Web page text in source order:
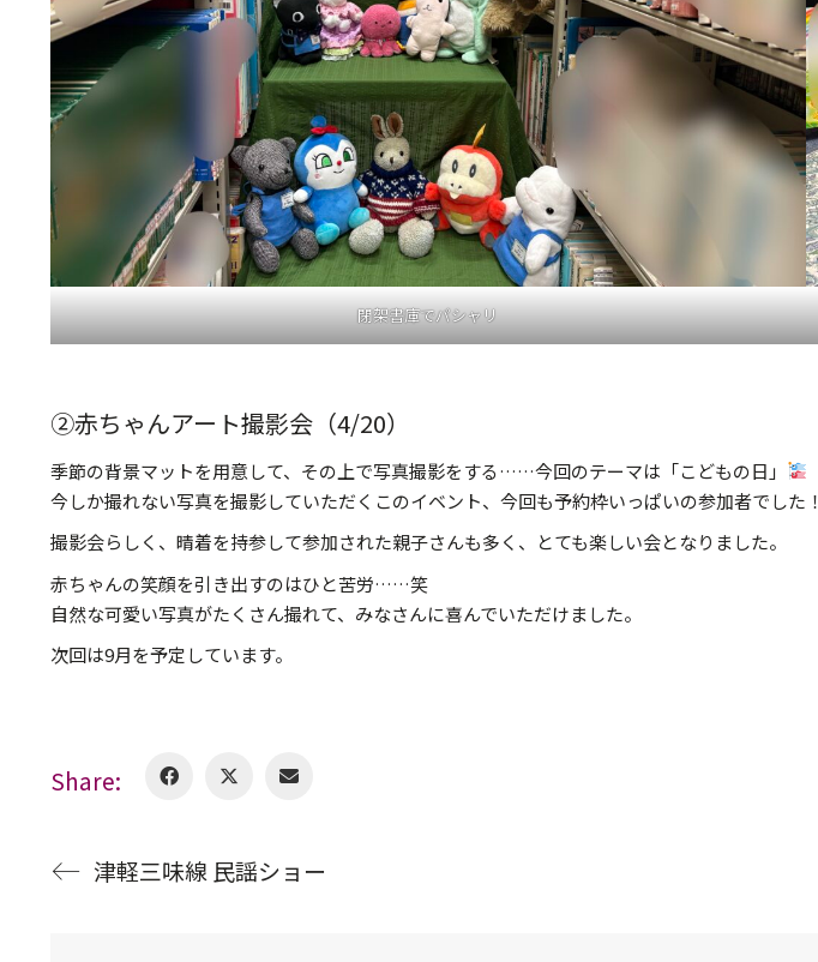
閉架書庫でパシャリ
②赤ちゃんアート撮影会（4/20）
季節の背景マットを用意して、その上で写真撮影をする……今回のテーマは「こどもの日」
今しか撮れない写真を撮影していただくこのイベント、今回も予約枠いっぱいの参加者でした！
撮影会らしく、晴着を持参して参加された親子さんも多く、とても楽しい会となりました。
赤ちゃんの笑顔を引き出すのはひと苦労……笑
自然な可愛い写真がたくさん撮れて、みなさんに喜んでいただけました。
次回は9月を予定しています。
Share:
津軽三味線 民謡ショー